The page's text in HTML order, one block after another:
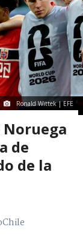
Ronald Wittek | EFE
Noruega
de
de la